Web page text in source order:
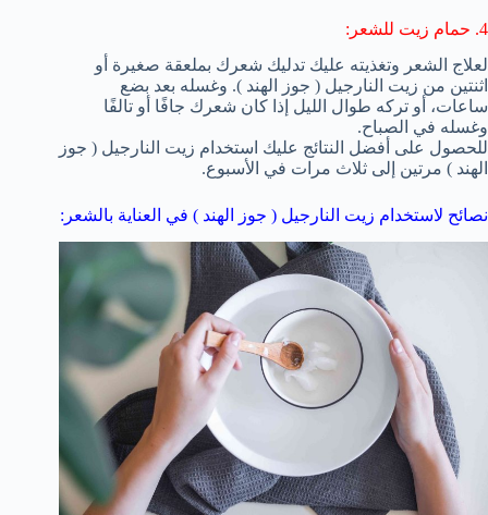
4. حمام زيت للشعر:
لعلاج الشعر وتغذيته عليك تدليك شعرك بملعقة صغيرة أو
اثنتين من زيت النارجيل ( جوز الهند ). وغسله بعد بضع
ساعات، أو تركه طوال الليل إذا كان شعرك جافًا أو تالفًا
وغسله في الصباح.
للحصول على أفضل النتائج عليك استخدام زيت النارجيل ( جوز
الهند ) مرتين إلى ثلاث مرات في الأسبوع.
نصائح لاستخدام زيت النارجيل ( جوز الهند ) في العناية بالشعر: